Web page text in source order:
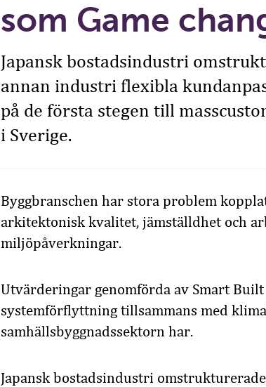
som Game
Japansk bostadsindustri
annan industri flexibla
på de första stegen till
i Sverige.
Byggbranschen har stora problem
arkitektonisk kvalitet, jämställdhet och
miljöpåverkningar.
Utvärderingar genomförda av Smart
systemförflyttning tillsammans med
samhällsbyggnadssektorn har.
Japansk bostadsindustri